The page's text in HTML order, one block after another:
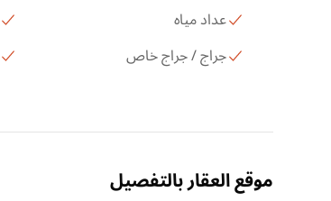
عداد مياه
جراج / جراج خاص
موقع العقار بالتفصيل